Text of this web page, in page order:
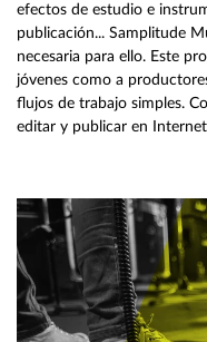
efectos de estudio e
publicación... Samplitude
necesaria para ello. Este
jóvenes como a
flujos de trabajo simples.
editar y publicar en